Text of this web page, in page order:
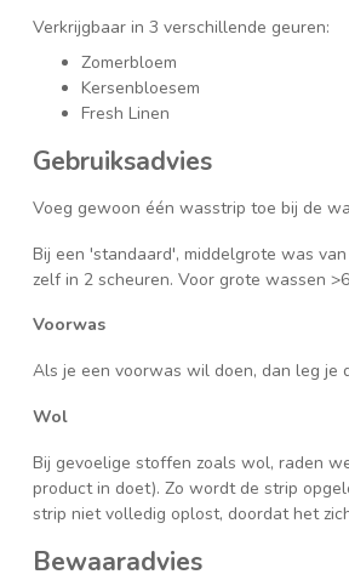
Verkrijgbaar in 3 verschillende geuren:
Zomerbloem
Kersenbloesem
Fresh Linen
Gebruiksadvies
Voeg gewoon één wasstrip toe bij de
Bij een 'standaard', middelgrote was
zelf in 2 scheuren. Voor grote wassen
Voorwas
Als je een voorwas wil doen, dan leg je
Wol
Bij gevoelige stoffen zoals wol, raden
product in doet). Zo wordt de strip
strip niet volledig oplost, doordat het
Bewaaradvies